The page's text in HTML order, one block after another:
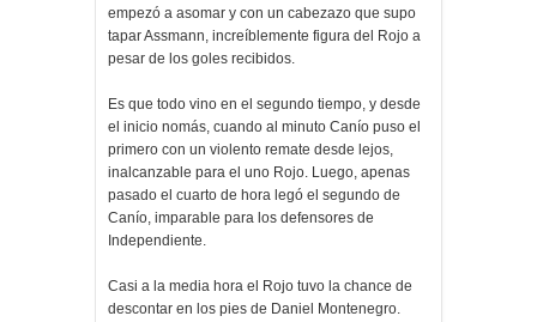
empezó a asomar y con un cabezazo que supo
tapar Assmann, increíblemente figura del Rojo a
pesar de los goles recibidos.
Es que todo vino en el segundo tiempo, y desde
el inicio nomás, cuando al minuto Canío puso el
primero con un violento remate desde lejos,
inalcanzable para el uno Rojo. Luego, apenas
pasado el cuarto de hora legó el segundo de
Canío, imparable para los defensores de
Independiente.
Casi a la media hora el Rojo tuvo la chance de
descontar en los pies de Daniel Montenegro.